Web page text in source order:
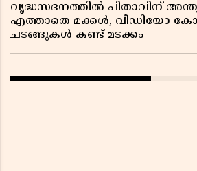
വൃദ്ധസദനത്തിൽ പിതാവിന്
എത്താതെ മക്കൾ, വീഡിയോ
ചടങ്ങുകൾ കണ്ട് മടക്കം